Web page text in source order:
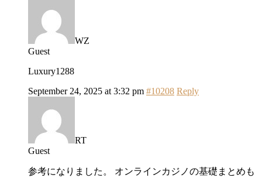
WZ
Guest
Luxury1288
September 24, 2025 at 3:32 pm #10208 Reply
RT
Guest
参考になりました。 オンラインカジノの基礎まとめも